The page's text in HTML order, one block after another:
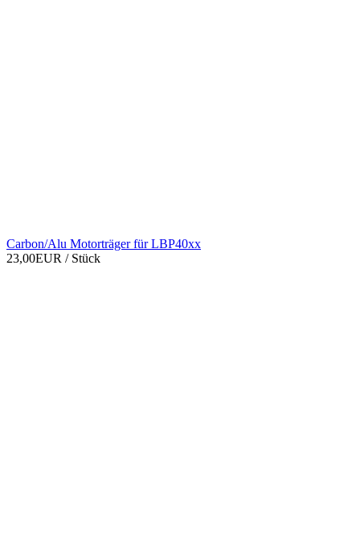
Carbon/Alu Motorträger für LBP40xx
23,00EUR / Stück